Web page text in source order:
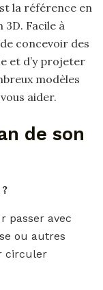
la référence en
3D. Facile à
concevoir des
et d’y projeter
modèles
vous aider.
de son
?
passer avec
ou autres
circuler